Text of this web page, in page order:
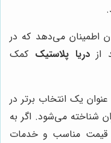
اطمینان می‌دهد که در
ازدریا پلاستیک کمک
عنوان یک انتخاب برتر در
شناخته می‌شود. اگر به
قیمت مناسب و خدمات